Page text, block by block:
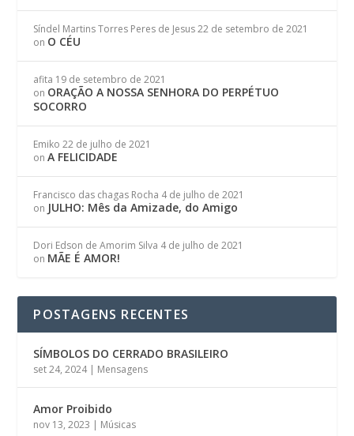
Síndel Martins Torres Peres de Jesus 22 de setembro de 2021
on O CÉU
afita 19 de setembro de 2021
on ORAÇÃO A NOSSA SENHORA DO PERPÉTUO
SOCORRO
Emiko 22 de julho de 2021
onA FELICIDADE
Francisco das chagas Rocha 4 de julho de 2021
on JULHO: Mês da Amizade, do Amigo
Dori Edson de Amorim Silva 4 de julho de 2021
on MÃE É AMOR!
POSTAGENS RECENTES
SÍMBOLOS DO CERRADO BRASILEIRO
set 24, 2024| Mensagens
Amor Proibido
nov 13, 2023 | Músicas